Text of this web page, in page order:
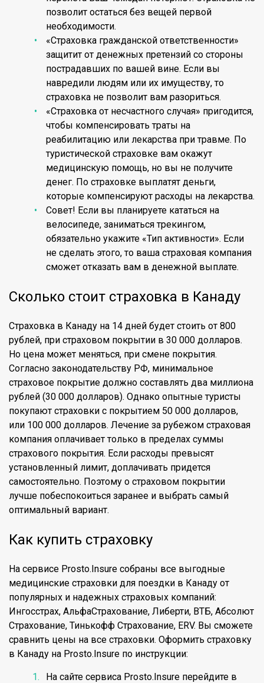
позволит остаться без вещей первой
необходимости.
«Страховка гражданской ответственности»
защитит от денежных претензий со стороны
пострадавших по вашей вине. Если вы
навредили людям или их имуществу, то
страховка не позволит вам разориться.
«Страховка от несчастного случая» пригодится,
чтобы компенсировать траты на
реабилитацию или лекарства при травме. По
туристической страховке вам окажут
медицинскую помощь, но вы не получите
денег. По страховке выплатят деньги,
которые компенсируют расходы на лекарства.
Совет! Если вы планируете кататься на
велосипеде, заниматься трекингом,
обязательно укажите «Тип активности». Если
не сделать этого, то ваша страховая компания
сможет отказать вам в денежной выплате.
Сколько стоит страховка в Канаду
Страховка в Канаду на 14 дней будет стоить от 800
рублей, при страховом покрытии в 30 000 долларов.
Но цена может меняться, при смене покрытия.
Согласно законодательству РФ, минимальное
страховое покрытие должно составлять два миллиона
рублей (30 000 долларов). Однако опытные туристы
покупают страховки с покрытием 50 000 долларов,
или 100 000 долларов. Лечение за рубежом страховая
компания оплачивает только в пределах суммы
страхового покрытия. Если расходы превысят
установленный лимит, доплачивать придется
самостоятельно. Поэтому о страховом покрытии
лучше побеспокоиться заранее и выбрать самый
оптимальный вариант.
Как купить страховку
На сервисе Prosto.Insure собраны все выгодные
медицинские страховки для поездки в Канаду от
популярных и надежных страховых компаний:
Ингосстрах, АльфаСтрахование, Либерти, ВТБ, Абсолют
Страхование, Тинькофф Страхование, ERV. Вы сможете
сравнить цены на все страховки. Оформить страховку
в Канаду на Prosto.Insure по инструкции:
На сайте сервиса Prosto.Insure перейдите в